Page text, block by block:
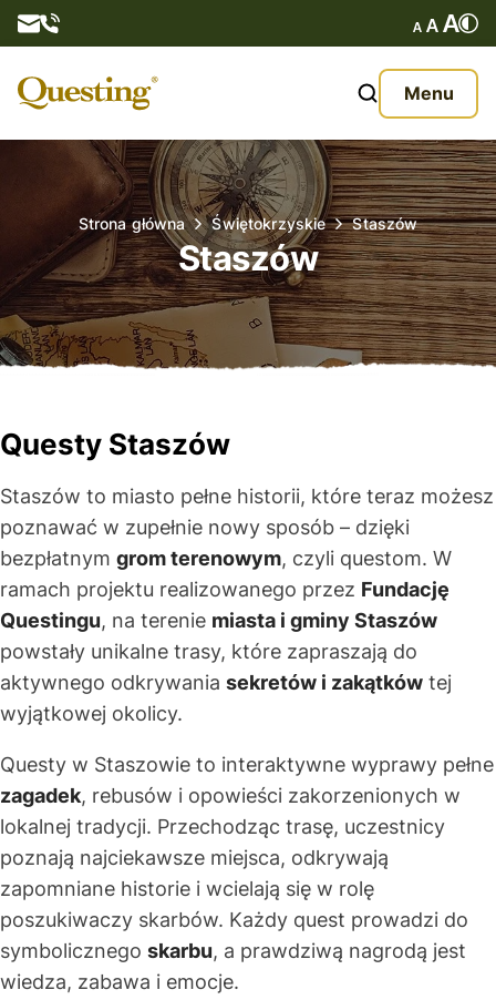
Menu
O nas
Oferta
Aktualności
Kontakt
Strona główna Świętokrzyskie Staszów
Staszów
Questy Staszów
Staszów to miasto pełne historii, które teraz możesz
poznawać w zupełnie nowy sposób – dzięki
bezpłatnym grom terenowym, czyli questom. W
ramach projektu realizowanego przez Fundację
Questingu, na terenie miasta i gminy Staszów
powstały unikalne trasy, które zapraszają do
aktywnego odkrywania sekretów i zakątków tej
wyjątkowej okolicy.
Questy w Staszowie to interaktywne wyprawy pełne
zagadek, rebusów i opowieści zakorzenionych w
lokalnej tradycji. Przechodząc trasę, uczestnicy
poznają najciekawsze miejsca, odkrywają
zapomniane historie i wcielają się w rolę
poszukiwaczy skarbów. Każdy quest prowadzi do
symbolicznego skarbu, a prawdziwą nagrodą jest
wiedza, zabawa i emocje.